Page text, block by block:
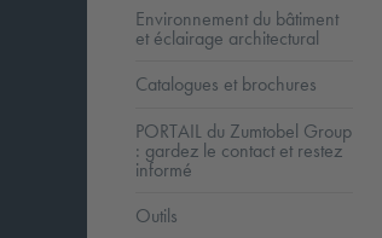
Environnement du bâtiment
et éclairage architectural
Catalogues et brochures
PORTAIL du Zumtobel Group
: gardez le contact et restez
informé
Outils